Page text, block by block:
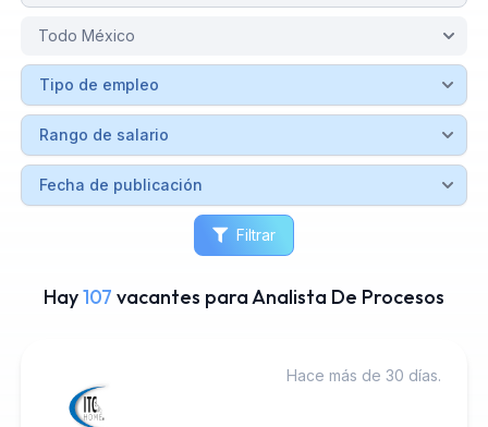
Filtrar
Hay107 vacantes para Analista De Procesos
Hace más de 30 días.